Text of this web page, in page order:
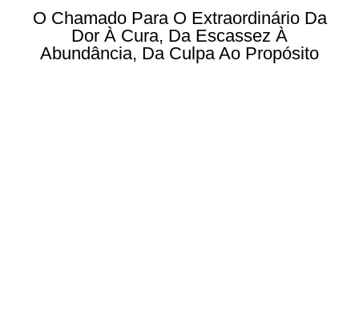
O Chamado Para O Extraordinário Da
Dor À Cura, Da Escassez À
Abundância, Da Culpa Ao Propósito